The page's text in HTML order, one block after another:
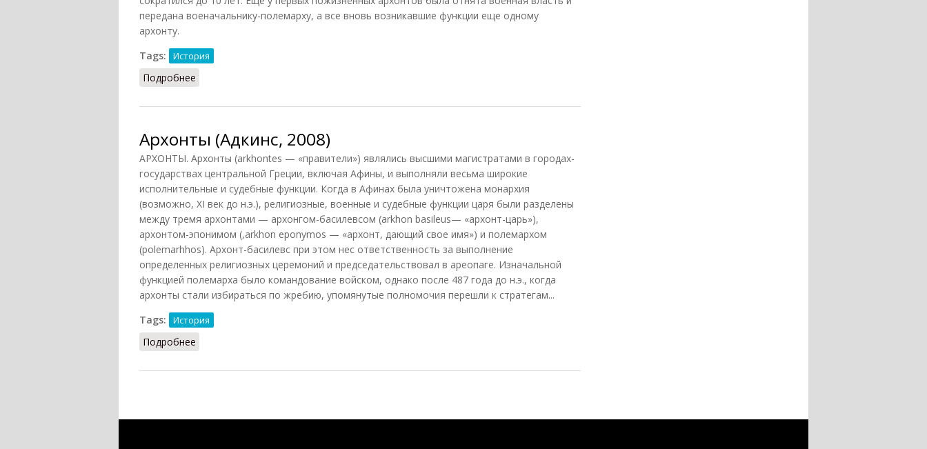
передана военачальнику-полемарху, а все вновь возникавшие функции еще одному
архонту.
Tags:
История
Подробнее
Архонты (Адкинс, 2008)
АРХОНТЫ. Архонты (arkhontes — «правители») являлись высшими магистратами в городах-
государствах центральной Греции, включая Афины, и выполняли весьма широкие
исполнительные и судебные функции. Когда в Афинах была уничтожена монархия
(возможно, XI век до н.э.), религиозные, военные и судебные функции царя были разделены
между тремя архонтами — архонгом-басилевсом (arkhon basileus— «архонт-царь»),
архонтом-эпонимом (,arkhon eponymos — «архонт, дающий свое имя») и полемархом
(polemarhhos). Архонт-басилевс при этом нес ответственность за выполнение
определенных религиозных церемоний и председательствовал в ареопаге. Изначальной
функцией полемарха было командование войском, однако после 487 года до н.э., когда
архонты стали избираться по жребию, упомянутые полномочия перешли к стратегам...
Tags:
История
Подробнее